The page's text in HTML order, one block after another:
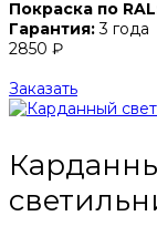
Покраска по
Гарантия:3 года
2850 ₽
Заказать